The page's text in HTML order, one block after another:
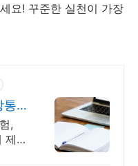
요! 꾸준한 실천이 가장
통
,
제